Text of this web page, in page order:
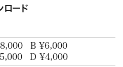
ロード
B ¥6,000
D ¥4,000